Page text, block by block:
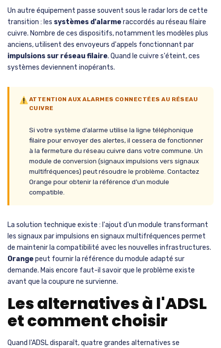
Un autre équipement passe souvent sous le radar lors de cette
transition : les systèmes d'alarmeraccordés au réseau filaire
cuivre. Nombre de ces dispositifs, notamment les modèles plus
anciens, utilisent des envoyeurs d'appels fonctionnant par
impulsions sur réseau filaire. Quand le cuivre s'éteint, ces
systèmes deviennent inopérants.
ATTENTION AUX ALARMES CONNECTÉES AU RÉSEAU
CUIVRE
Si votre système d’alarme utilise la ligne téléphonique
filaire pour envoyer des alertes, il cessera de fonctionner
à la fermeture du réseau cuivre dans votre commune. Un
module de conversion (signaux impulsions vers signaux
multifréquences) peut résoudre le problème. Contactez
Orange pour obtenir la référence d’un module
compatible.
La solution technique existe : l'ajout d'un module transformant
les signaux par impulsions en signaux multifréquences permet
de maintenir la compatibilité avec les nouvelles infrastructures.
Orangepeut fournir la référence du module adapté sur
demande. Mais encore faut-il savoir que le problème existe
avant que la coupure ne survienne.
Les alternatives à l'ADSL
et comment choisir
Quand l'ADSL disparaît, quatre grandes alternatives se